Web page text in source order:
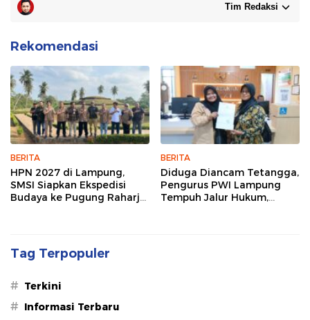
Tim Redaksi
Rekomendasi
BERITA
HPN 2027 di Lampung,
SMSI Siapkan Ekspedisi
Budaya ke Pugung Raharjo
BERITA
Diduga Diancam Tetangga,
Pengurus PWI Lampung
Tempuh Jalur Hukum,
Tag Terpopuler
# Terkini
# Informasi Terbaru